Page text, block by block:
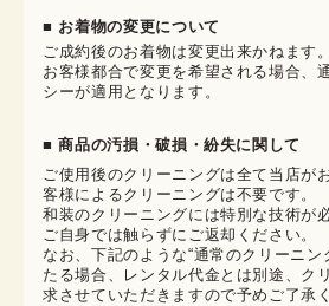
■ お着物の変更について
ご成約後のお着物は変更出来かねます。
お客様都合で変更を希望される場合、
シーが適用となります。
■ 商品の汚損・破損・紛失に関して
ご使用後のクリーニングは全て当店が
客様によるクリーニングは不要です。
和装のクリーニングには特別な技術が
ご自身では触らずにご返却ください。
なお、下記のような“通常のクリーニン
たる場合、レンタル代金とは別途、ク
求させていただきますので予めご了承